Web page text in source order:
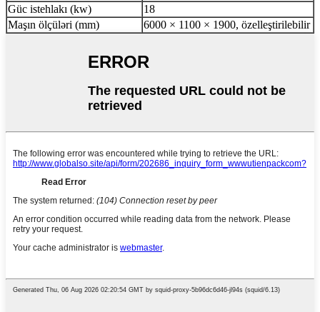
Güc istehlakı (kw)
18
Maşın ölçüləri (mm)
6000 × 1100 × 1900, özelleştirilebilir